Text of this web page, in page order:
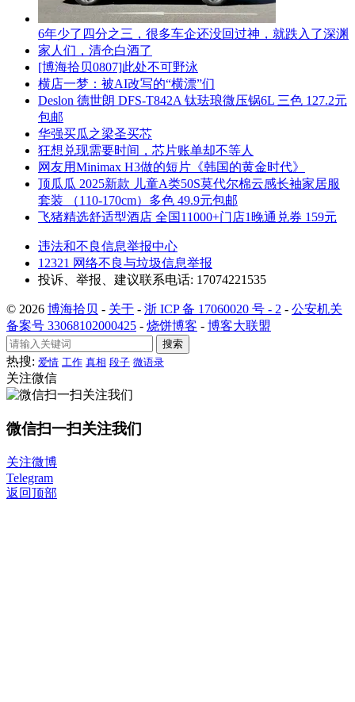
6年少了四分之三，很多车企还没回过神，就跌入了深渊
家人们，清仓白酒了
[博海拾贝0807]此处不可野泳
横店一梦：被AI改写的“横漂”们
Deslon 德世朗 DFS-T842A 钛珐琅微压锅6L 三色 127.2元
包邮
华强买瓜之梁圣买芯
狂想兑现需要时间，芯片账单却不等人
网友用Minimax H3做的短片《韩国的黄金时代》
顶瓜瓜 2025新款 儿童A类50S莫代尔棉云感长袖家居服
套装 （110-170cm）多色 49.9元包邮
飞猪精选舒适型酒店 全国11000+门店1晚通兑券 159元
违法和不良信息举报中心
12321 网络不良与垃圾信息举报
投诉、举报、建议联系电话: 17074221535
© 2026 博海拾贝 - 关于 - 浙 ICP 备 17060020 号 - 2 - 公安机关
备案号 33068102000425 - 烧饼博客 - 博客大联盟
搜索
热搜: 爱情 工作 真相 段子 微语录
关注微信
微信扫一扫关注我们
关注微博
Telegram
返回顶部